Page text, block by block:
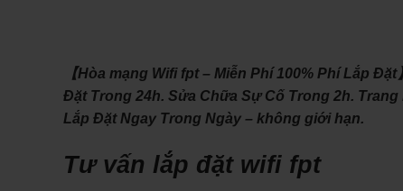
【Hòa mạng Wifi fpt – Miễn Phí 100% Phí Lắp
Đặt Trong 24h. Sửa Chữa Sự Cố Trong 2h.
Lắp Đặt Ngay Trong Ngày – không giới hạn.
Tư vấn lắp đặt wifi fpt